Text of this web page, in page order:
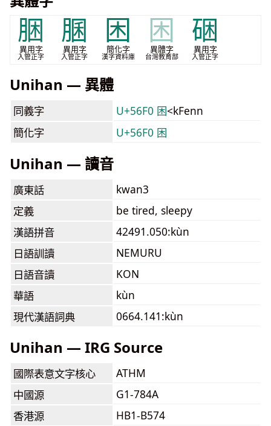
㬷
異用字
入管正字
䐃
異用字
入管正字
困
簡化字
漢字資料庫
困
異體字
台灣教育部
硱
異用字
入管正字
Unihan — 異體
同義字 U+56F0 困<kFenn
簡化字
U+56F0 困
Unihan — 讀音
廣東話
kwan3
定義
be tired, sleepy
漢語拼音
42491.050:kùn
日語訓讀
NEMURU
日語音讀
KON
華語
kùn
現代漢語詞典
0664.141:kùn
Unihan — IRG Source
國際表意文字核心
ATHM
中國源
G1-784A
香港源
HB1-B574